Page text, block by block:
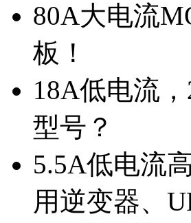
80A大电流
板！
18A低电流
型号？
5.5A低电流
用逆变器、